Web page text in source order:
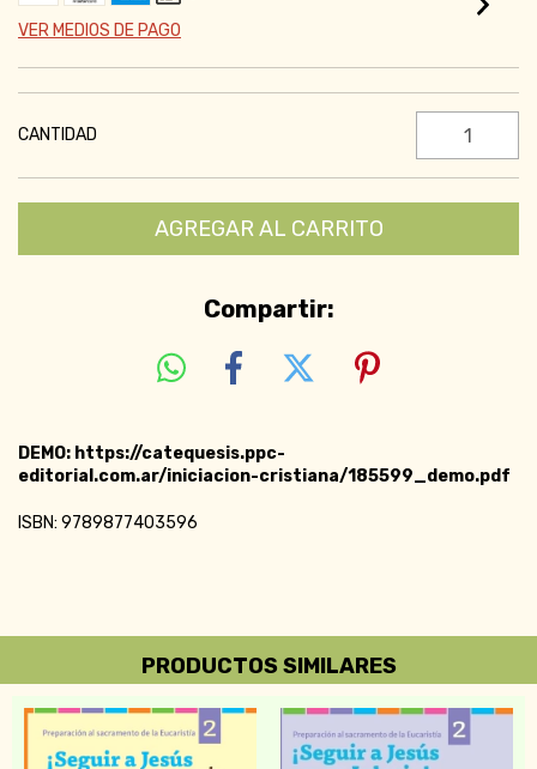
VER MEDIOS DE PAGO
CANTIDAD
Compartir:
DEMO: https://catequesis.ppc-
editorial.com.ar/iniciacion-cristiana/185599_demo.pdf
ISBN: 9789877403596
PRODUCTOS SIMILARES